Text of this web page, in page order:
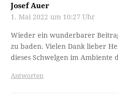
Josef Auer
1. Mai 2022 um 10:27 Uhr
Wieder ein wunderbarer
zu baden. Vielen Dank lieber
dieses Schwelgen im Ambiente
Antworten